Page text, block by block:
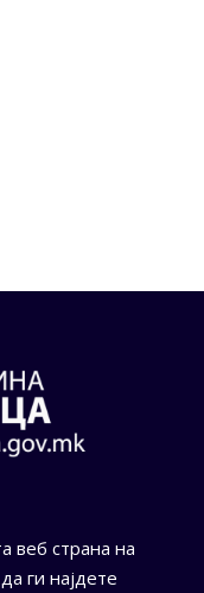
веб страна на
ги најдете